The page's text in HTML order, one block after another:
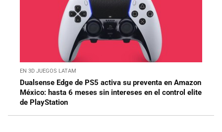
EN 3D JUEGOS LATAM
Dualsense Edge de PS5 activa su preventa en Amazon
México: hasta 6 meses sin intereses en el control elite
de PlayStation